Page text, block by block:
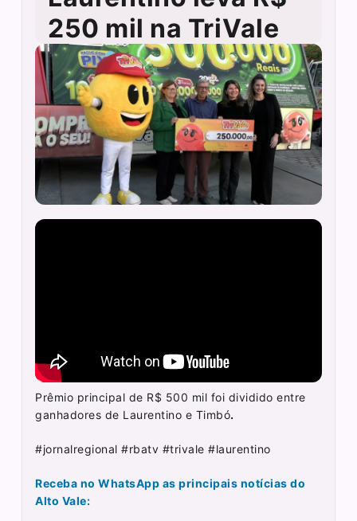
250 mil na TriVale
Prêmio principal de R$ 500 mil foi dividido entre
ganhadores de Laurentino e Timbó.
#jornalregional #rbatv #trivale #laurentino
Receba no WhatsApp as principais notícias do
Alto Vale: